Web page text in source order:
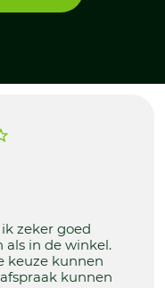
zeker goed
als in de winkel.
keuze kunnen
kunnen